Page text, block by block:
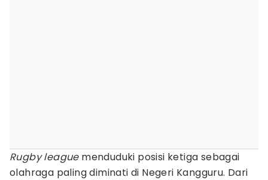
Rugby leaguemenduduki posisi ketiga sebagai
olahraga paling diminati di Negeri Kangguru. Dari